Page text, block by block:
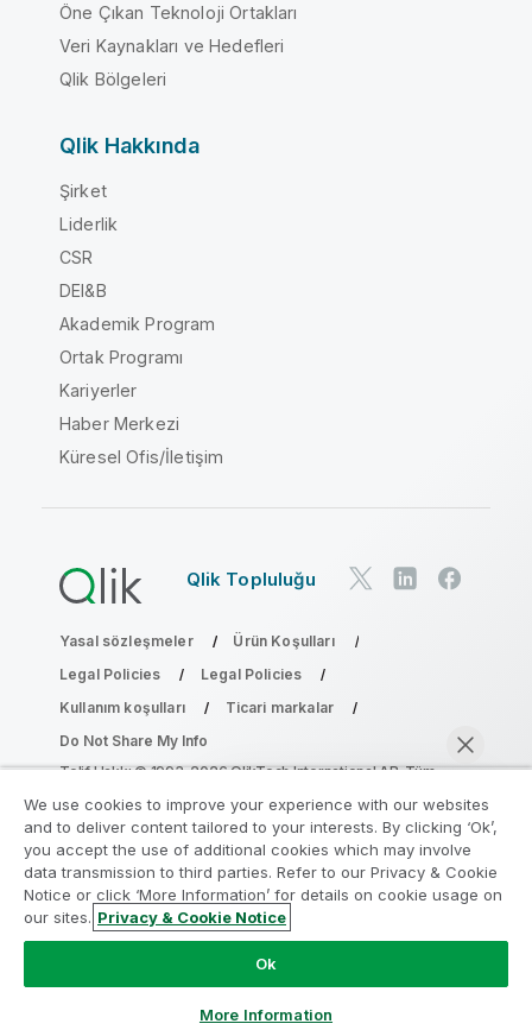
Şimdi sohbet et
Öne Çıkan Teknoloji Ortakları
Veri Kaynakları ve Hedefleri
Qlik Bölgeleri
Qlik Hakkında
Şirket
Liderlik
CSR
DEI&B
Akademik Program
Ortak Programı
Kariyerler
Haber Merkezi
Küresel Ofis/İletişim
Qlik Topluluğu
Yasal sözleşmeler
Ürün Koşulları
Legal Policies
Legal Policies
Kullanım koşulları
Ticari markalar
Do Not Share My Info
Telif Hakkı © 1993-2026 QlikTech International AB. Tüm
Analiz Modernleştirme Programına katılın
Analiz Modernleştirme Programı ile değerli QlikView
ampquestions@qlik.com
We use cookies to improve your experience with our websites
and to deliver content tailored to your interests. By clicking ‘Ok’,
you accept the use of additional cookies which may involve
data transmission to third parties. Refer to our Privacy & Cookie
Notice or click ‘More Information’ for details on cookie usage on
our sites. Privacy & Cookie Notice
Ok
More Information